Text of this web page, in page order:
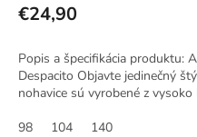
€24,90
Popis a špecifikácia produktu:
Despacito Objavte jedinečný
nohavice sú vyrobené z vysoko
98
104 140